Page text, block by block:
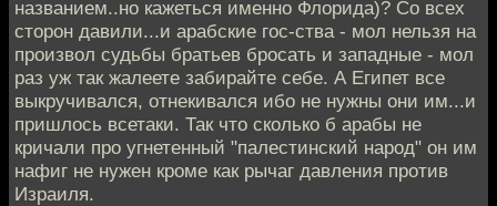
названием..но кажеться именно Флорида)? Со всех
сторон давили...и арабские гос-ства - мол нельзя на
произвол судьбы братьев бросать и западные - мол
раз уж так жалеете забирайте себе. А Египет все
выкручивался, отнекивался ибо не нужны они им...и
пришлось всетаки. Так что сколько б арабы не
кричали про угнетенный "палестинский народ" он им
нафиг не нужен кроме как рычаг давления против
Израиля.